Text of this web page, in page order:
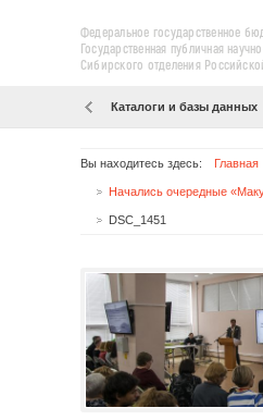
Федеральное государственное
Государственная публичная
Сибирского отделения
Каталоги и базы данных
Вы находитесь здесь: Главная
Начались очередные
DSC_1451